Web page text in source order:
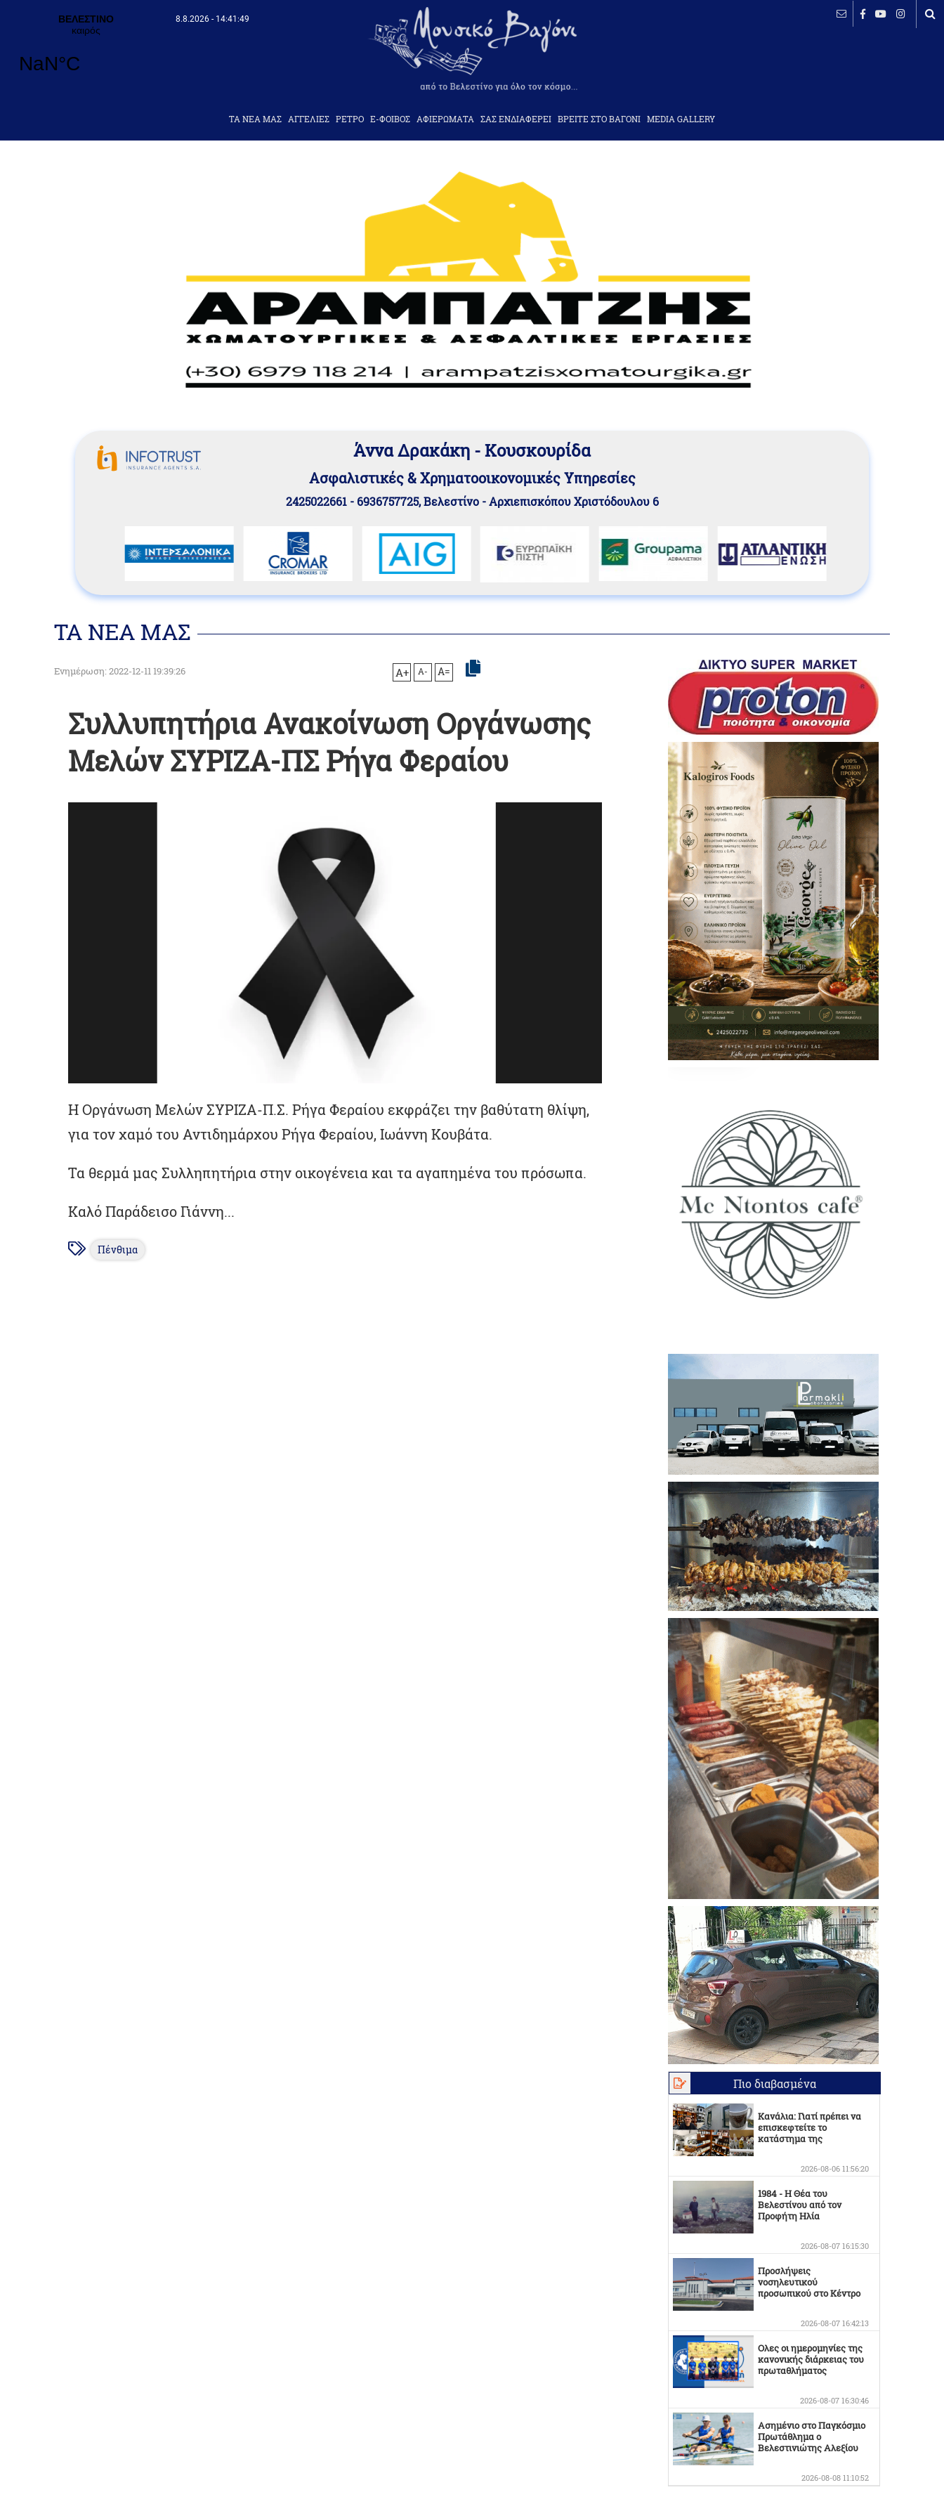
8.8.2026 - 14:41:50
ΤΑ ΝΕΑ ΜΑΣ AΓΓΕΛΙΕΣ ΡΕΤΡΟ Ε-ΦΟΙΒΟΣ ΑΦΙΕΡΩΜΑΤΑ ΣΑΣ ΕΝΔΙΑΦΕΡΕΙ ΒΡΕΙΤΕ ΣΤΟ ΒΑΓΟΝΙ MEDIA GALLERY
Άννα Δρακάκη - Κουσκουρίδα
Aσφαλιστικές & Χρηματοοικονομικές Υπηρεσίες
2425022661 - 6936757725, Βελεστίνο - Αρχιεπισκόπου Χριστόδουλου 6
ΤΑ ΝΕΑ ΜΑΣ
Ενημέρωση: 2022-12-11 19:39:26 A+ A- A=
Συλλυπητήρια Ανακοίνωση Οργάνωσης
Μελών ΣΥΡΙΖΑ-ΠΣ Ρήγα Φεραίου
Η Οργάνωση Μελών ΣΥΡΙΖΑ-Π.Σ. Ρήγα Φεραίου εκφράζει την βαθύτατη θλίψη,
για τον χαμό του Αντιδημάρχου Ρήγα Φεραίου, Ιωάννη Κουβάτα.
Τα θερμά μας Συλληπητήρια στην οικογένεια και τα αγαπημένα του πρόσωπα.
Καλό Παράδεισο Γιάννη...
Πένθιμα
Πιο διαβασμένα
Κανάλια: Γιατί πρέπει να
επισκεφτείτε το
κατάστημα της
2026-08-06 11:56:20
1984 - Η Θέα του
Βελεστίνου από τον
Προφήτη Ηλία
2026-08-07 16:15:30
Προσλήψεις
νοσηλευτικού
προσωπικού στο Κέντρο
2026-08-07 16:42:13
Ολες οι ημερομηνίες της
κανονικής διάρκειας του
πρωταθλήματος
2026-08-07 16:30:46
Ασημένιο στο Παγκόσμιο
Πρωτάθλημα ο
Βελεστινιώτης Αλεξίου
2026-08-08 11:10:52